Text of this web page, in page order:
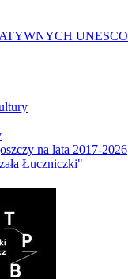
UNESCO
na lata 2017-2026
Łuczniczki"